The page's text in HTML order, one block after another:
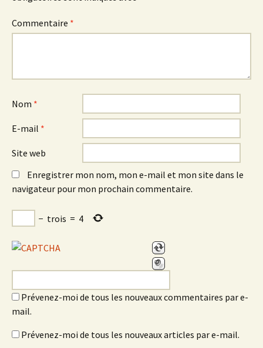
Commentaire *
Nom *
E-mail *
Site web
Enregistrer mon nom, mon e-mail et mon site dans le
navigateur pour mon prochain commentaire.
− trois = 4
Prévenez-moi de tous les nouveaux commentaires par e-
mail.
Prévenez-moi de tous les nouveaux articles par e-mail.